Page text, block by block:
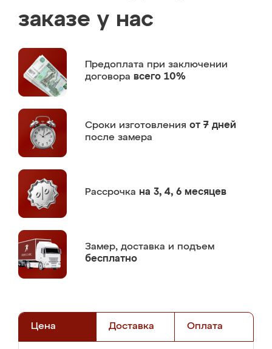
заказе у нас
Предоплата при заключении
договора всего 10%
Сроки изготовления от 7 дней
после замера
Рассрочка на 3, 4, 6 месяцев
Замер, доставка и подъем
бесплатно
Цена Доставка Оплата